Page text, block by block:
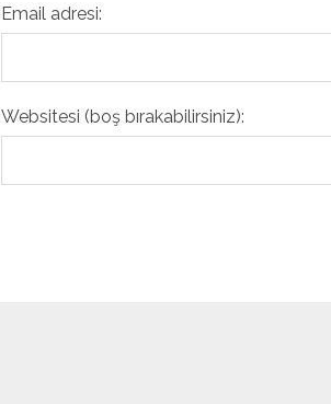
Email adresi:
Websitesi (boş bırakabilirsiniz):